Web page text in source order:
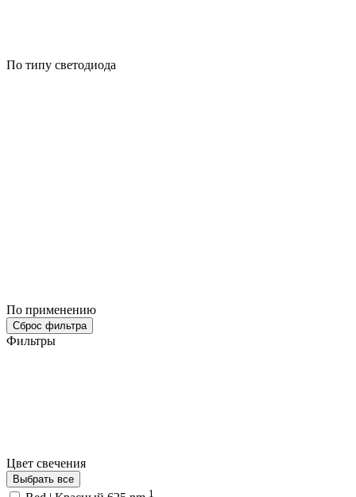
По типу светодиода
По применению
Сброс фильтра
Фильтры
Цвет свечения
Выбрать все
1